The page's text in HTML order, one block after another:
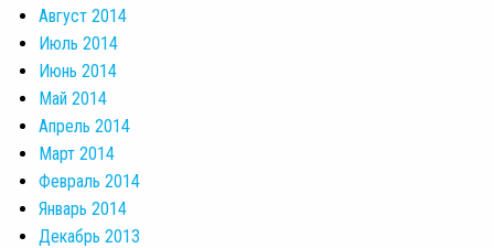
Август 2014
Июль 2014
Июнь 2014
Май 2014
Апрель 2014
Март 2014
Февраль 2014
Январь 2014
Декабрь 2013